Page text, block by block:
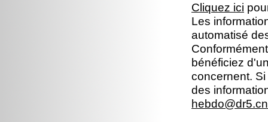
Cliquez ici
Les
automatisé
bénéficiez
concernent.
des